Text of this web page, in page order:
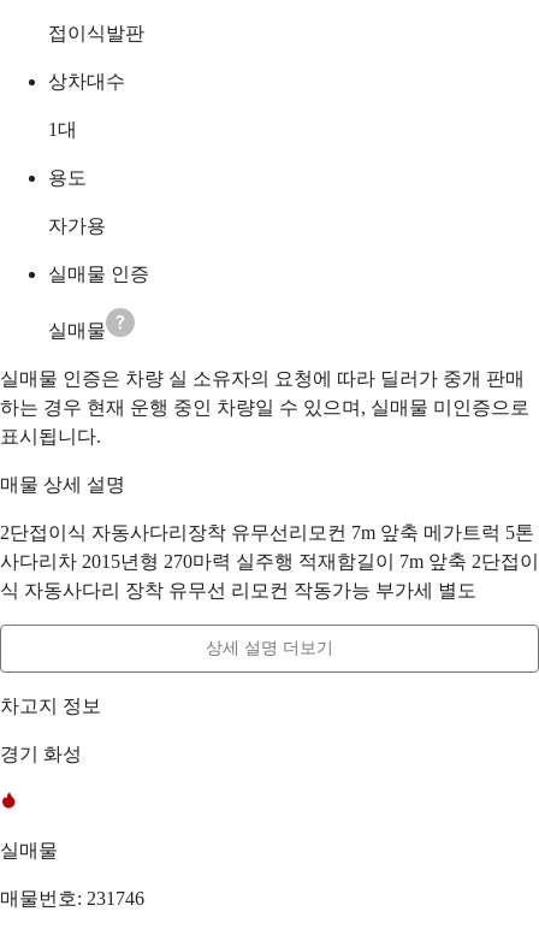
접이식발판
상차대수
1대
용도
자가용
실매물 인증
실매물
실매물 인증은 차량 실 소유자의 요청에 따라 딜러가 중개 판매
하는 경우 현재 운행 중인 차량일 수 있으며, 실매물 미인증으로
표시됩니다.
매물 상세 설명
2단접이식 자동사다리장착 유무선리모컨 7m 앞축 메가트럭 5톤
사다리차 2015년형 270마력 실주행 적재함길이 7m 앞축 2단접이
식 자동사다리 장착 유무선 리모컨 작동가능 부가세 별도
상세 설명 더보기
차고지 정보
경기 화성
실매물
매물번호: 231746